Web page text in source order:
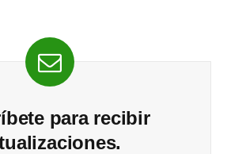
para recibir